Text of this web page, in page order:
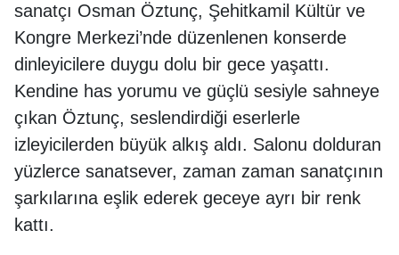
sanatçı Osman Öztunç, Şehitkamil Kültür ve
Kongre Merkezi’nde düzenlenen konserde
dinleyicilere duygu dolu bir gece yaşattı.
Kendine has yorumu ve güçlü sesiyle sahneye
çıkan Öztunç, seslendirdiği eserlerle
izleyicilerden büyük alkış aldı. Salonu dolduran
yüzlerce sanatsever, zaman zaman sanatçının
şarkılarına eşlik ederek geceye ayrı bir renk
kattı.